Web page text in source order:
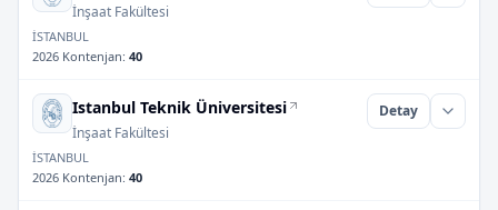
İnşaat Fakültesi
İSTANBUL
2026 Kontenjan: 40
Istanbul Teknik Üniversitesi
İnşaat Fakültesi
Detay
İSTANBUL
2026 Kontenjan: 40